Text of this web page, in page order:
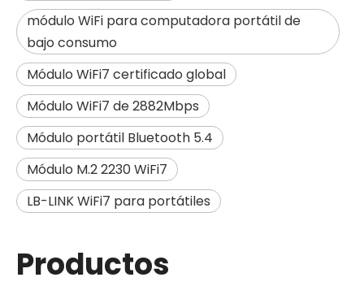
módulo WiFi para computadora portátil de
bajo consumo
Módulo WiFi7 certificado global
Módulo WiFi7 de 2882Mbps
Módulo portátil Bluetooth 5.4
Módulo M.2 2230 WiFi7
LB-LINK WiFi7 para portátiles
Productos